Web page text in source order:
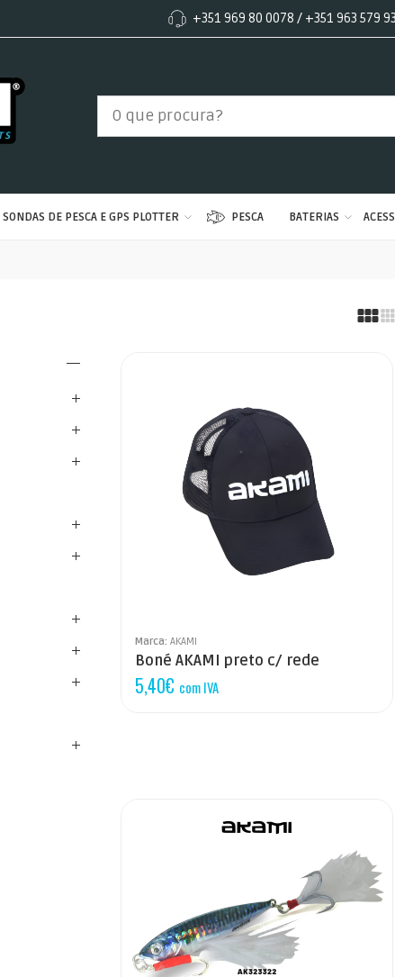
+351 969 80 0078 / +351 963 579
SONDAS DE PESCA E GPS PLOTTER PESCA BATERIAS
Marca: AKAMI
Boné AKAMI preto c/ rede
5,40€ com IVA